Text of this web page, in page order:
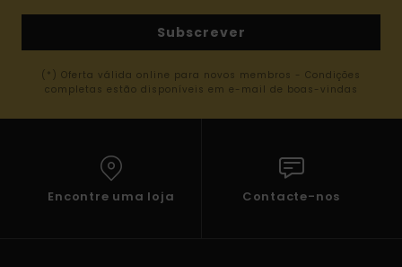
Subscrever
(*) Oferta válida online para novos membros - Condições
completas estão disponíveis em e-mail de boas-vindas
Encontre uma loja Contacte-nos